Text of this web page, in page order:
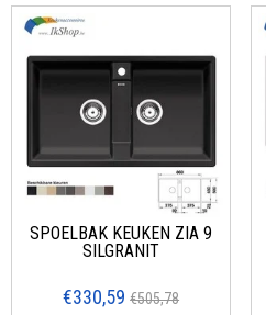
SPOELBAK KEUKEN ZIA 9
SILGRANIT
€330,59 €505,78